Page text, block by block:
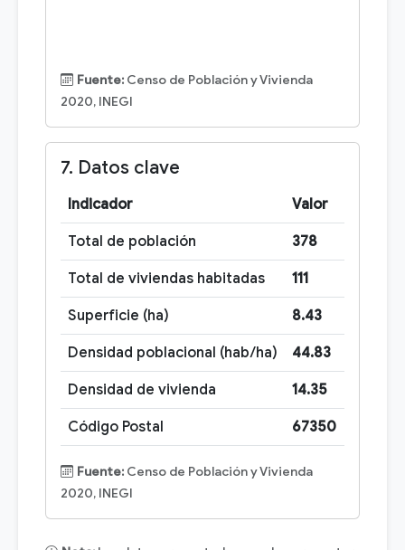
Fuente: Censo de Población y Vivienda
2020, INEGI
7. Datos clave
Indicador Valor
Total de población 378
Total de viviendas habitadas 111
Superficie (ha) 8.43
Densidad poblacional (hab/ha) 44.83
Densidad de vivienda 14.35
Código Postal 67350
Fuente: Censo de Población y Vivienda
2020, INEGI